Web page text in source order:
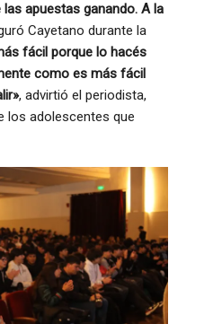
apuestas ganando. A la
Cayetano durante la
fácil porque lo hacés
como es más fácil
, advirtió el periodista,
los adolescentes que